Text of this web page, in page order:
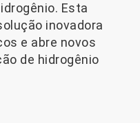
Esta
inovadora
e abre novos
de hidrogênio